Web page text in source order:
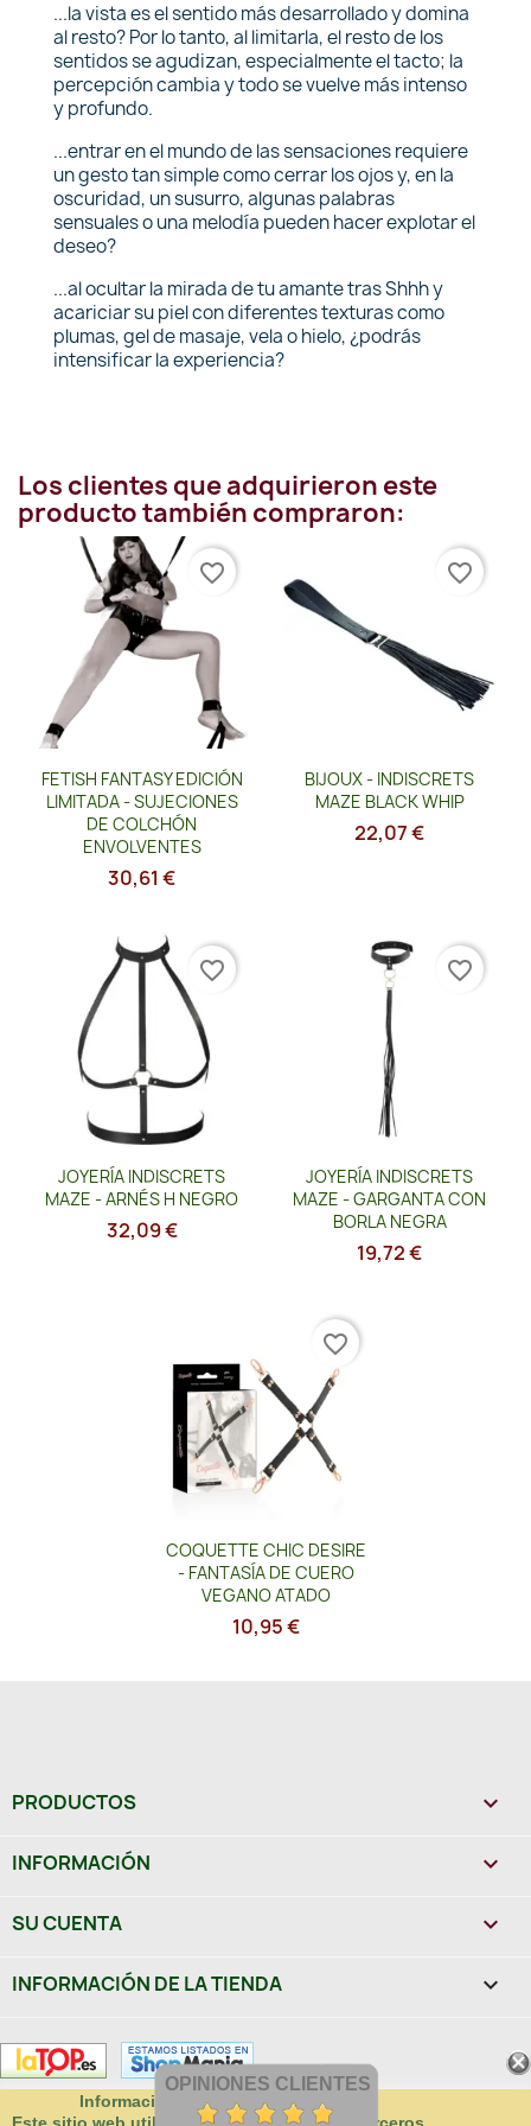
...la vista es el sentido más desarrollado y domina
al resto? Por lo tanto, al limitarla, el resto de los
sentidos se agudizan, especialmente el tacto; la
percepción cambia y todo se vuelve más intenso
y profundo.
...entrar en el mundo de las sensaciones requiere
un gesto tan simple como cerrar los ojos y, en la
oscuridad, un susurro, algunas palabras
sensuales o una melodía pueden hacer explotar el
deseo?
...al ocultar la mirada de tu amante tras Shhh y
acariciar su piel con diferentes texturas como
plumas, gel de masaje, vela o hielo, ¿podrás
intensificar la experiencia?
Los clientes que adquirieron este
producto también compraron:
 Vista rápida
FETISH FANTASY EDICIÓN
LIMITADA - SUJECIONES
DE COLCHÓN
ENVOLVENTES
30,61 €
favorite_border
 Vista rápida
BIJOUX - INDISCRETS
MAZE BLACK WHIP
22,07 €
favorite_border
Vista rápida
JOYERÍA INDISCRETS
MAZE - ARNÉS H NEGRO
32,09 €
favorite_border
Vista rápida
JOYERÍA INDISCRETS
MAZE - GARGANTA CON
BORLA NEGRA
19,72 €
favorite_border
Vista rápida
COQUETTE CHIC DESIRE
- FANTASÍA DE CUERO
VEGANO ATADO
10,95 €
favorite_border
PRODUCTOS 
INFORMACIÓN 
SU CUENTA 
INFORMACIÓN DE LA TIENDA keyboard_arrow_down
Información sobre uso de cookies
OPINIONES CLIENTES